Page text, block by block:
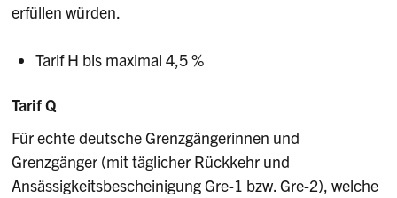
erfüllen würden.
Tarif H bis maximal 4,5 %
Tarif Q
Für echte deutsche Grenzgängerinnen und
Grenzgänger (mit täglicher Rückkehr und
Ansässigkeitsbescheinigung Gre-1 bzw. Gre-2), welche